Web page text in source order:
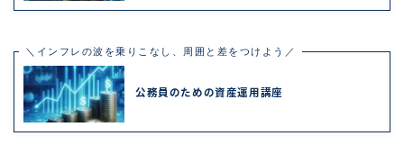
＼インフレの波を乗りこなし、周囲と差をつけよう／
公務員のための資産運用講座